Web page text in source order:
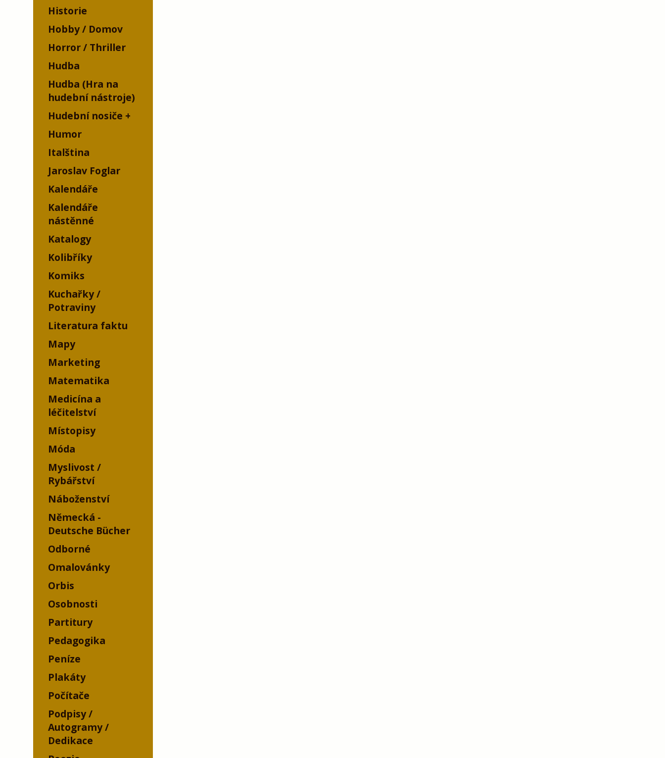
Historie
Hobby / Domov
Horror / Thriller
Hudba
Hudba (Hra na
hudební nástroje)
Hudební nosiče
Humor
Italština
Jaroslav Foglar
Kalendáře
Kalendáře
nástěnné
Katalogy
Kolibříky
Komiks
Kuchařky /
Potraviny
Literatura faktu
Mapy
Marketing
Matematika
Medicína a
léčitelství
Místopisy
Móda
Myslivost /
Rybářství
Náboženství
Německá -
Deutsche Bücher
Odborné
Omalovánky
Orbis
Osobnosti
Partitury
Pedagogika
Peníze
Plakáty
Počítače
Podpisy /
Autogramy /
Dedikace